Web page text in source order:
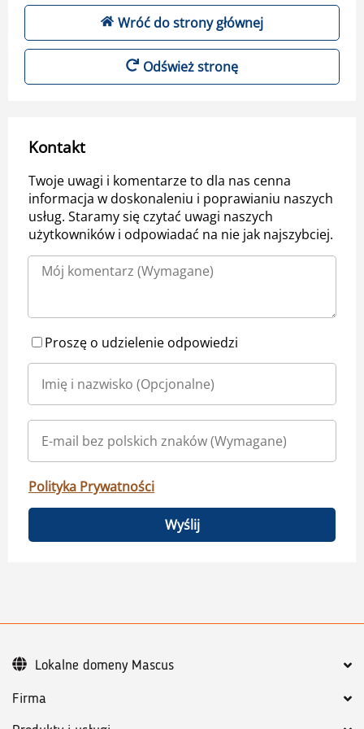
Wróć do strony głównej
Odśwież stronę
Kontakt
Twoje uwagi i komentarze to dla nas cenna
informacja w doskonaleniu i poprawianiu naszych
usług. Staramy się czytać uwagi naszych
użytkowników i odpowiadać na nie jak najszybciej.
Proszę o udzielenie odpowiedzi
Polityka Prywatności
Wyślij
Firma
Lokalne domeny Mascus